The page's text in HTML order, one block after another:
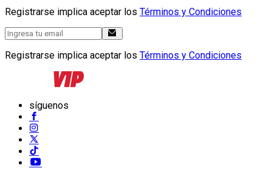
Registrarse implica aceptar los Términos y Condiciones
Registrarse implica aceptar los Términos y Condiciones
síguenos